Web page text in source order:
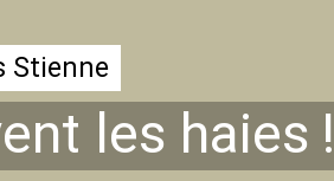
Stienne
les haies !